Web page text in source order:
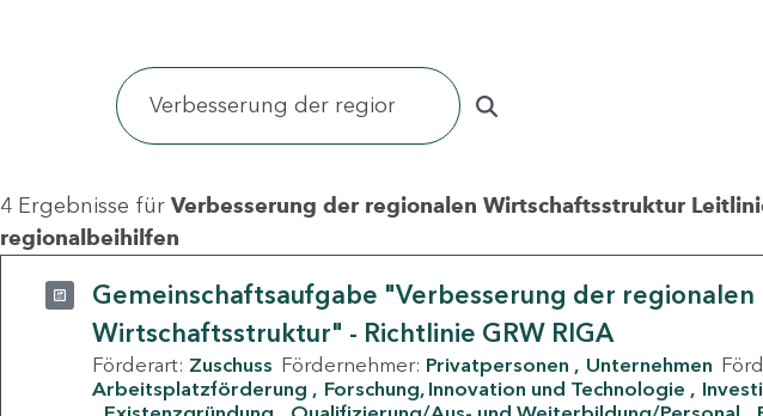
4 Ergebnisse für Verbesserung der regionalen Wirtschaftsstruktur
regionalbeihilfen
Gemeinschaftsaufgabe "Verbesserung der regionalen
Wirtschaftsstruktur" - Richtlinie GRW RIGA
Förderart: Zuschuss Fördernehmer: Privatpersonen Unternehmen
Arbeitsplatzförderung
Forschung, Innovation und Technologie